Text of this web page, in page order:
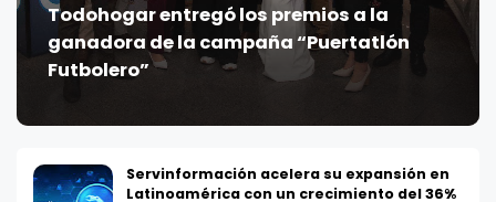
Todohogar entregó los premios a la
ganadora de la campaña “Puertatlón
Futbolero”
Servinformación acelera su expansión en
Latinoamérica con un crecimiento del 36%